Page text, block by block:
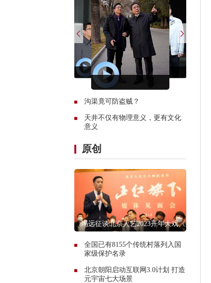
沟渠竟可防盗贼？
天井不仅有物理意义，更有文化
意义
原创
冯远征谈北京人艺2023开年大戏《正
全国已有8155个传统村落列入国
家级保护名录
北京朝阳启动互联网3.0计划 打造
元宇宙七大场景